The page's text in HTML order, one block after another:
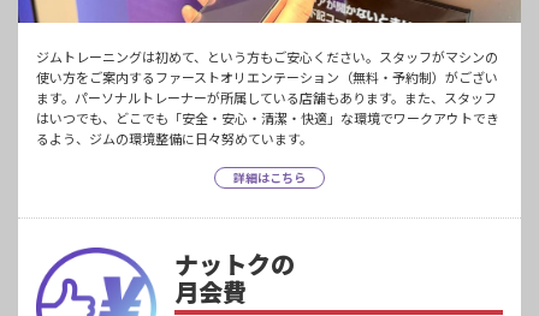
ジムトレーニングは初めて、という方もご安心ください。スタッフがマシンの
使い方をご案内するファーストオリエンテーション（無料・予約制）がござい
ます。パーソナルトレーナーが所属している店舗もあります。また、スタッフ
はいつでも、どこでも「安全・安心・清潔・快適」な環境でワークアウトでき
るよう、ジムの環境整備に日々努めています。
詳細はこちら
ナットクの
月会費